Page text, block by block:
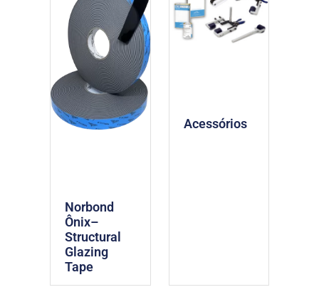
Norbond
Ônix–
Structural
Glazing
Tape
Acessórios